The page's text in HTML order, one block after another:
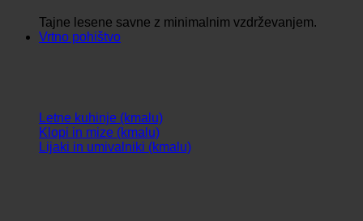
Tajne lesene savne z minimalnim vzdrževanjem.
Vrtno pohištvo
Letne kuhinje (kmalu)
Klopi in mize (kmalu)
Lijaki in umivalniki (kmalu)